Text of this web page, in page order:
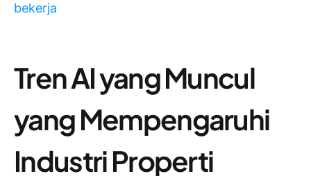
bekerja
Tren AI yang Muncul
yang Mempengaruhi
Industri Properti